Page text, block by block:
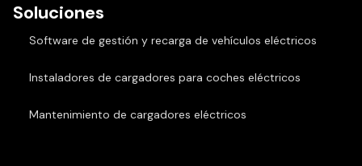
Soluciones
Software de gestión y recarga de vehículos eléctricos
Instaladores de cargadores para coches eléctricos
Mantenimiento de cargadores eléctricos